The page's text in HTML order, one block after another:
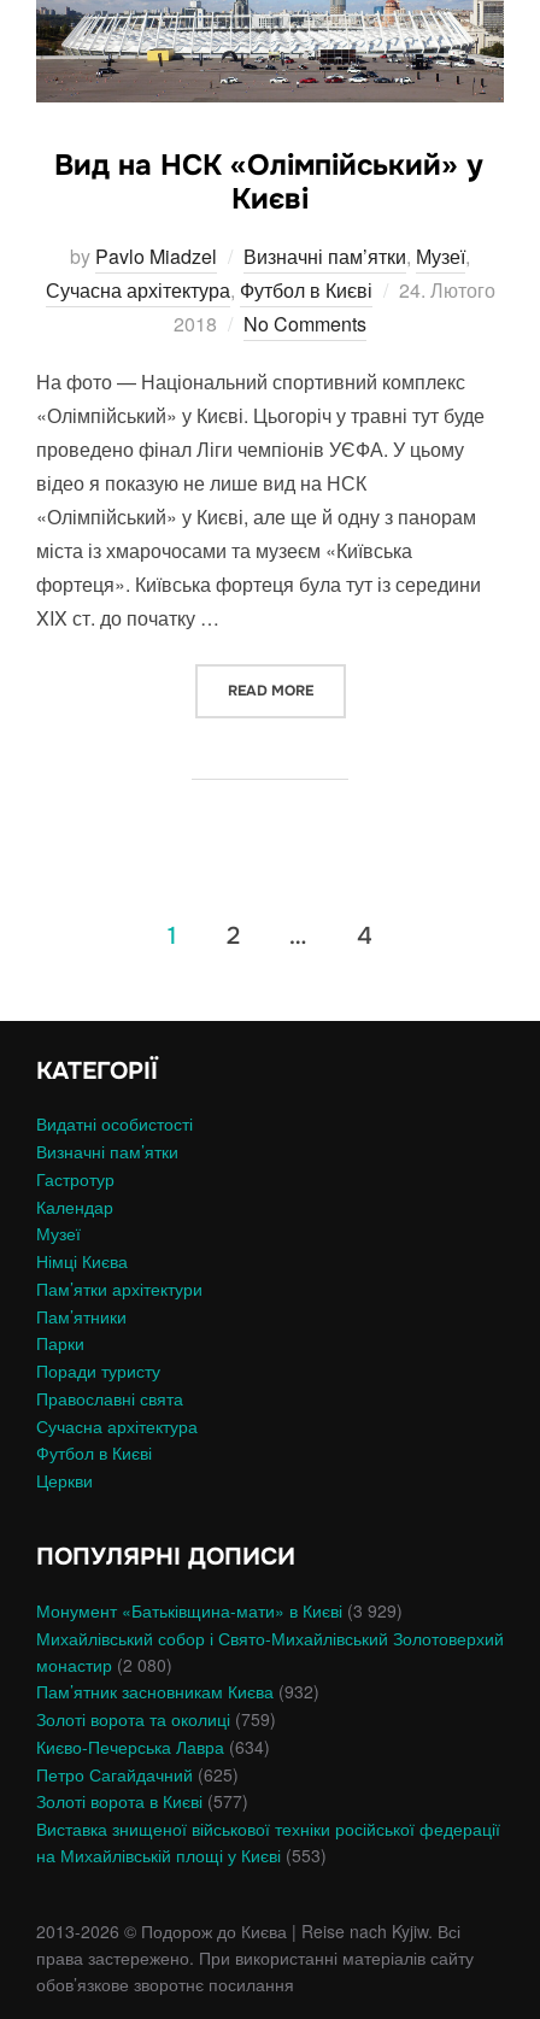
Вид на НСК «Олімпійський» у
Києві
by Pavlo Miadzel Визначні пам’ятки, Музеї,
Сучасна архітектура, Футбол в Києві
Posted
24. Лютого
2018
No Comments
На фото — Національний спортивний комплекс
«Олімпійський» у Києві. Цьогоріч у травні тут буде
проведено фінал Ліги чемпіонів УЄФА. У цьому
відео я показую не лише вид на НСК
«Олімпійський» у Києві, але ще й одну з панорам
міста із хмарочосами та музеєм «Київська
фортеця». Київська фортеця була тут із середини
XIX ст. до початку …
READ MORE“ВИД НА НСК
Пагінація
1 2 … 4
КАТЕГОРІЇ
Видатні особистості
Визначні пам’ятки
Гастротур
Календар
Музеї
Німці Києва
Пам’ятки архітектури
Пам’ятники
Парки
Поради туристу
Православні свята
Сучасна архітектура
Футбол в Києві
Церкви
ПОПУЛЯРНІ ДОПИСИ
Монумент «Батьківщина-мати» в Києві (3 929)
Михайлівський собор і Свято-Михайлівський Золотоверхий
монастир (2 080)
Пам’ятник засновникам Києва (932)
Золоті ворота та околиці (759)
Києво-Печерська Лавра (634)
Петро Сагайдачний (625)
Золоті ворота в Києві (577)
Виставка знищеної військової техніки російської федерації
на Михайлівській площі у Києві (553)
2013-2026 © Подорож до Києва | Reise nach Kyjiw. Всі
права застережено. При використанні матеріалів сайту
обов’язкове зворотнє посилання